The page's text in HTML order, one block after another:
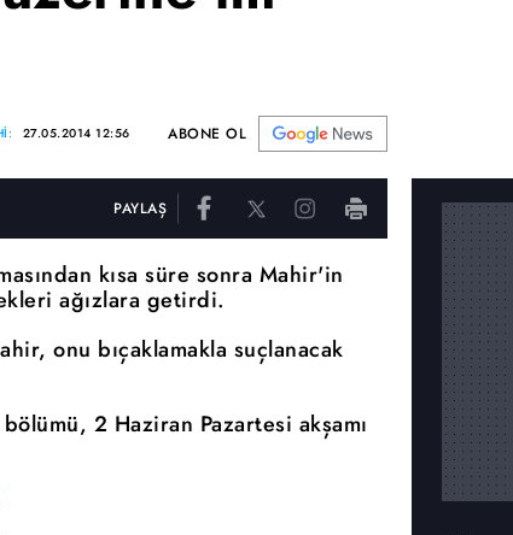
27.05.2014 12:56 ABONE OL
PAYLAŞ
kısa süre sonra Mahir'in
ağızlara getirdi.
onu bıçaklamakla suçlanacak
2 Haziran Pazartesi akşamı